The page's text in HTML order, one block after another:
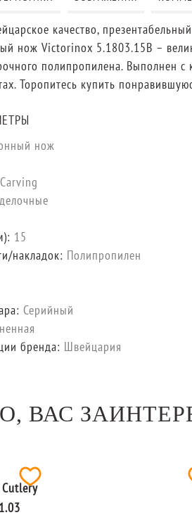
качество,
нож Victorinox 5.1803.15B –
полипропилена. Выполнен с
Торопитесь купить
нож
Carving
15
накладок: Полипропилен
Серийный
бренда: Швейцария
ВАС